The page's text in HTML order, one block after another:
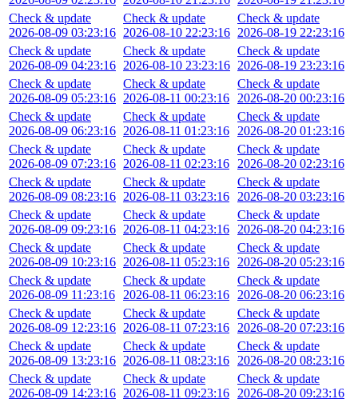
Check & update
2026-08-09 03:23:16
Check & update
2026-08-09 04:23:16
Check & update
2026-08-09 05:23:16
Check & update
2026-08-09 06:23:16
Check & update
2026-08-09 07:23:16
Check & update
2026-08-09 08:23:16
Check & update
2026-08-09 09:23:16
Check & update
2026-08-09 10:23:16
Check & update
2026-08-09 11:23:16
Check & update
2026-08-09 12:23:16
Check & update
2026-08-09 13:23:16
Check & update
2026-08-09 14:23:16
Check & update
2026-08-10 22:23:16
Check & update
2026-08-10 23:23:16
Check & update
2026-08-11 00:23:16
Check & update
2026-08-11 01:23:16
Check & update
2026-08-11 02:23:16
Check & update
2026-08-11 03:23:16
Check & update
2026-08-11 04:23:16
Check & update
2026-08-11 05:23:16
Check & update
2026-08-11 06:23:16
Check & update
2026-08-11 07:23:16
Check & update
2026-08-11 08:23:16
Check & update
2026-08-11 09:23:16
Check & update
2026-08-19 22:23:16
Check & update
2026-08-19 23:23:16
Check & update
2026-08-20 00:23:16
Check & update
2026-08-20 01:23:16
Check & update
2026-08-20 02:23:16
Check & update
2026-08-20 03:23:16
Check & update
2026-08-20 04:23:16
Check & update
2026-08-20 05:23:16
Check & update
2026-08-20 06:23:16
Check & update
2026-08-20 07:23:16
Check & update
2026-08-20 08:23:16
Check & update
2026-08-20 09:23:16